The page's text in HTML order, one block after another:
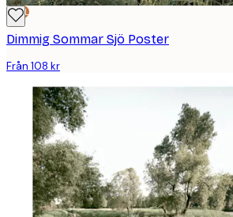
DEAL
Dimmig Sommar Sjö Poster
Från 108 kr